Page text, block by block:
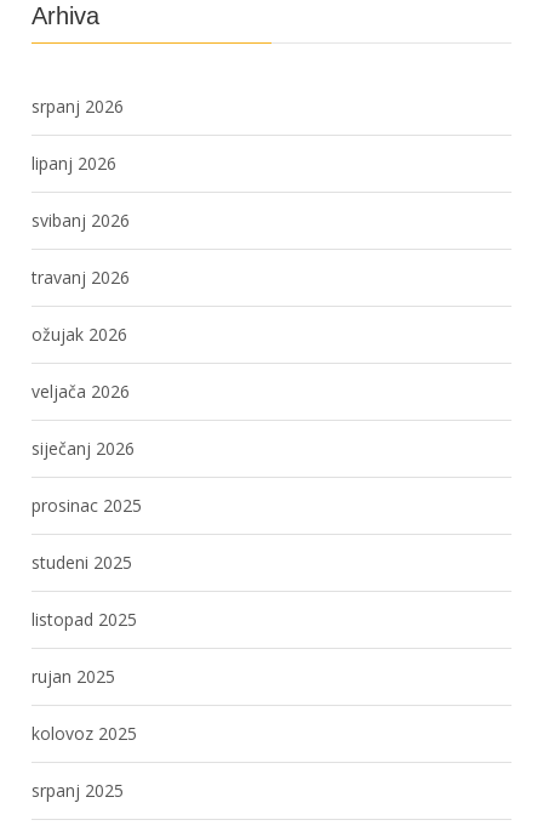
Arhiva
srpanj 2026
lipanj 2026
svibanj 2026
travanj 2026
ožujak 2026
veljača 2026
siječanj 2026
prosinac 2025
studeni 2025
listopad 2025
rujan 2025
kolovoz 2025
srpanj 2025